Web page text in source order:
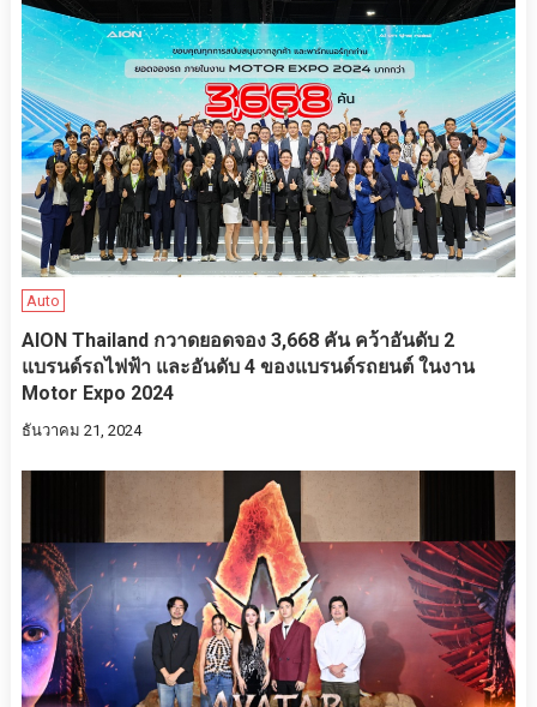
Auto
AION Thailand กวาดยอดจอง 3,668 คัน คว้าอันดับ 2
แบรนด์รถไฟฟ้า และอันดับ 4 ของแบรนด์รถยนต์ ในงาน
Motor Expo 2024
ธันวาคม 21, 2024